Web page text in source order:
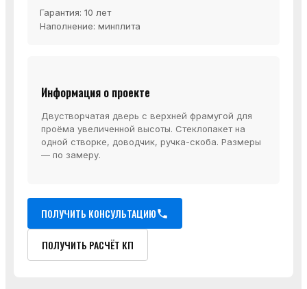
Гарантия: 10 лет
Наполнение: минплита
Информация о проекте
Двустворчатая дверь с верхней фрамугой для
проёма увеличенной высоты. Стеклопакет на
одной створке, доводчик, ручка-скоба. Размеры
— по замеру.
ПОЛУЧИТЬ КОНСУЛЬТАЦИЮ
ПОЛУЧИТЬ РАСЧЁТ КП